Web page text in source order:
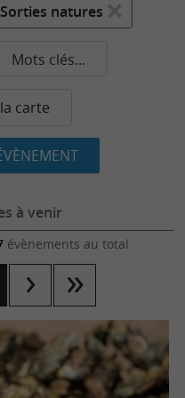
Sorties natures
Mots clés...
carte
à venir
évènements au total